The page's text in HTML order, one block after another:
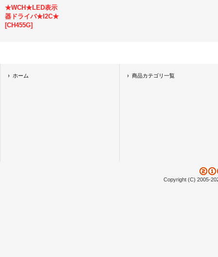
★WCH★LED表示
器ドライバ★I2C★
[CH455G]
ホーム 商品カテゴリ一覧
Copyright (C) 2005-